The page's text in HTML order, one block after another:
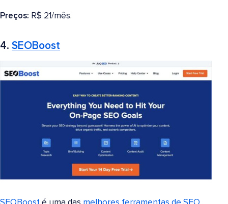
Preços: R$ 21/mês.
4. SEOBoost